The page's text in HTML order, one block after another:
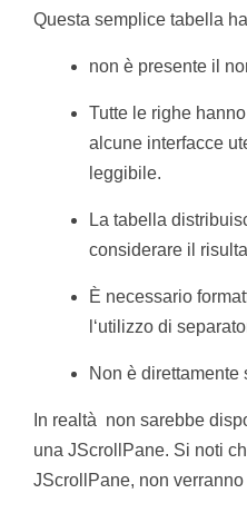
Questa semplice tabella
non è presente il
Tutte le righe
alcune interfacce
leggibile.
La tabella
considerare il
È necessario
l‘utilizzo di
Non è direttamente
In realtà non sarebbe
una JScrollPane. Si noti
JScrollPane, non